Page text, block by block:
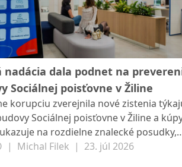
nadácia dala podnet na
Sociálnej poisťovne v Žiline
korupciu zverejnila nové zistenia
Sociálnej poisťovne v Žiline a
na rozdielne znalecké posudky,
nehnuteľností a avizuje, že celý
| Michal Filek | 23. júl 2026